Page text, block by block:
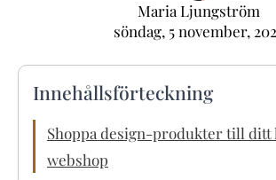
Maria Ljungström
söndag, 5 november,
Innehållsförteckning
Shoppa design-produkter till ditt
webshop